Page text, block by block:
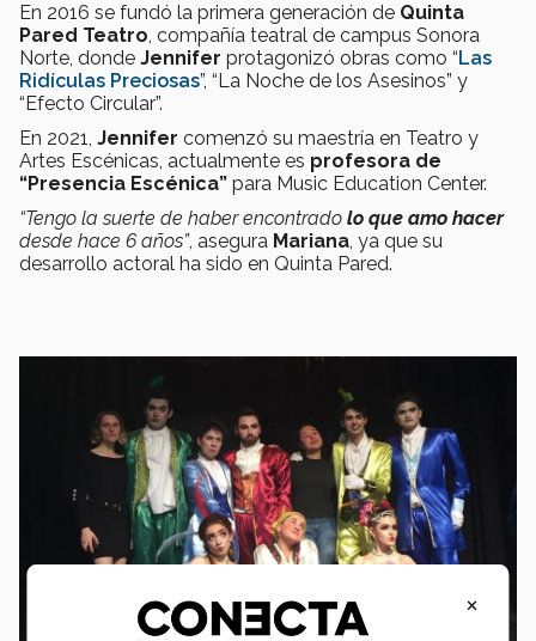
En 2016 se fundó la primera generación de Quinta
Pared Teatro, compañía teatral de campus Sonora
Norte, donde Jennifer protagonizó obras como “Las
Ridículas Preciosas”, “La Noche de los Asesinos” y
“Efecto Circular”.
En 2021, Jennifer comenzó su maestría en Teatro y
Artes Escénicas, actualmente es profesora de
“Presencia Escénica” para Music Education Center.
“Tengo la suerte de haber encontrado lo que amo hacer
desde hace 6 años”, asegura Mariana, ya que su
desarrollo actoral ha sido en Quinta Pared.
×